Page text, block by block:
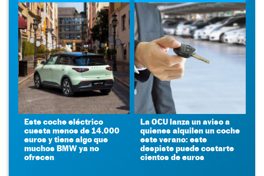
Este coche eléctrico
cuesta menos de 14.000
euros y tiene algo que
muchos BMW ya no
ofrecen
La OCU lanza un aviso a
quienes alquilen un coche
este verano: este
despiste puede costarte
cientos de euros